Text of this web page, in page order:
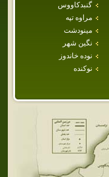
گنبدكاووس
مراوه تپه
مينودشت
نگين شهر
نوده خاندوز
نوكنده